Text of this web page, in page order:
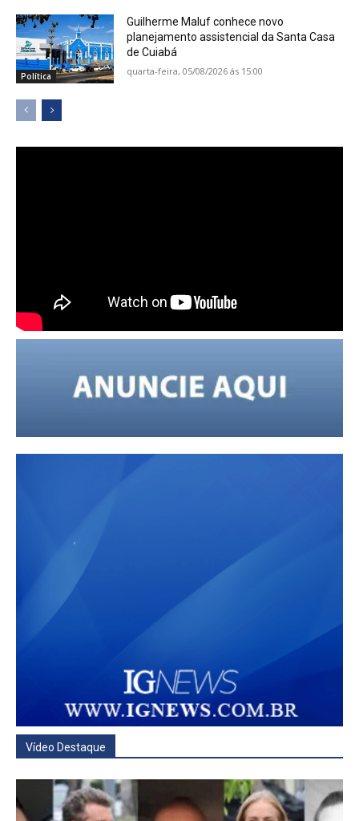
Política
Guilherme Maluf conhece novo
planejamento assistencial da Santa Casa
de Cuiabá
quarta-feira, 05/08/2026 ás 15:00
Vídeo Destaque